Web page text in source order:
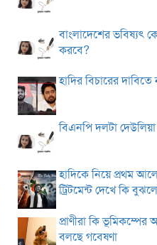
বাংলাদেশের ভবিষ্যৎ
করবে?
হাদির বিচারের
বিএনপি দলটা
হাদিকে নিয়ে প্রথম
ট্রিটমেন্ট দেখে কি
প্রাণীরা কি
বলছে গবেষণা